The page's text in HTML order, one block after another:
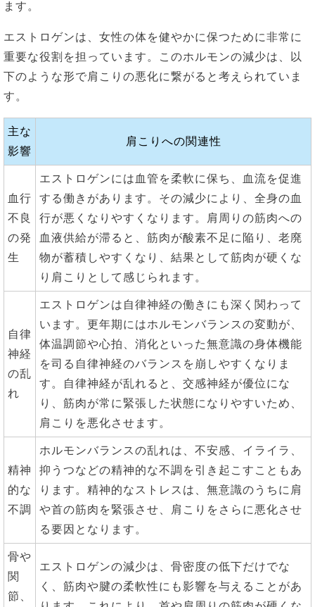
ます。
エストロゲンは、女性の体を健やかに保つために非常に
重要な役割を担っています。このホルモンの減少は、以
下のような形で肩こりの悪化に繋がると考えられていま
す。
主な
影響
肩こりへの関連性
血行
不良
の発
生
エストロゲンには血管を柔軟に保ち、血流を促進
する働きがあります。その減少により、全身の血
行が悪くなりやすくなります。肩周りの筋肉への
血液供給が滞ると、筋肉が酸素不足に陥り、老廃
物が蓄積しやすくなり、結果として筋肉が硬くな
り肩こりとして感じられます。
自律
神経
の乱
れ
エストロゲンは自律神経の働きにも深く関わって
います。更年期にはホルモンバランスの変動が、
体温調節や心拍、消化といった無意識の身体機能
を司る自律神経のバランスを崩しやすくなりま
す。自律神経が乱れると、交感神経が優位にな
り、筋肉が常に緊張した状態になりやすいため、
肩こりを悪化させます。
精神
的な
不調
ホルモンバランスの乱れは、不安感、イライラ、
抑うつなどの精神的な不調を引き起こすこともあ
ります。精神的なストレスは、無意識のうちに肩
や首の筋肉を緊張させ、肩こりをさらに悪化させ
る要因となります。
骨や
関
節、
エストロゲンの減少は、骨密度の低下だけでな
く、筋肉や腱の柔軟性にも影響を与えることがあ